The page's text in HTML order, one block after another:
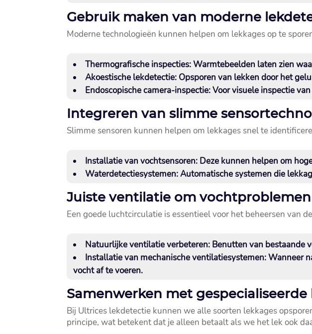
Gebruik maken van moderne
Moderne technologieën kunnen helpen om lekkages op te
Thermografische inspecties: Warmtebeelden laten zien
Akoestische lekdetectie: Opsporen van lekken door het
Endoscopische camera-inspectie: Voor visuele inspectie
Integreren van slimme
Slimme sensoren kunnen helpen om lekkages snel te
Installatie van vochtsensoren: Deze kunnen helpen om
Waterdetectiesystemen: Automatische systemen die
Juiste ventilatie om
Een goede luchtcirculatie is essentieel voor het beheersen van
Natuurlijke ventilatie verbeteren: Benutten van bestaande
Installatie van mechanische ventilatiesystemen: Wanneer
vocht af te voeren.​
Samenwerken met
Bij Ultrices lekdetectie kunnen we alle soorten lekkages
principe, wat betekent dat je alleen betaalt als we het lek ook